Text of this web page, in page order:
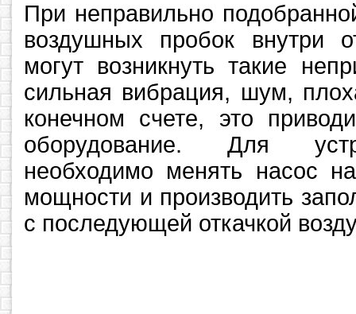
При неправильно
воздушных пробок внутри
могут возникнуть такие
сильная вибрация, шум,
конечном счете, это
оборудование. Для
необходимо менять насос
мощности и производить
с последующей откачкой